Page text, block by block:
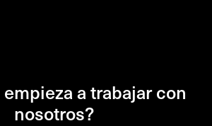
empieza a trabajar con
nosotros?